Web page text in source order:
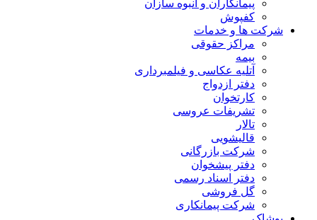
پیمانکاران و انبوه سازان
کفپوش
شرکت ها و خدمات
مراکز حقوقی
بیمه
آتلیه عکاسی و فیلمبرداری
دفتر ازدواج
کارتخوان
تشریفات عروسی
تالار
قالیشویی
شرکت بازرگانی
دفتر پیشخوان
دفتر اسناد رسمی
گل فروشی
شرکت پیمانکاری